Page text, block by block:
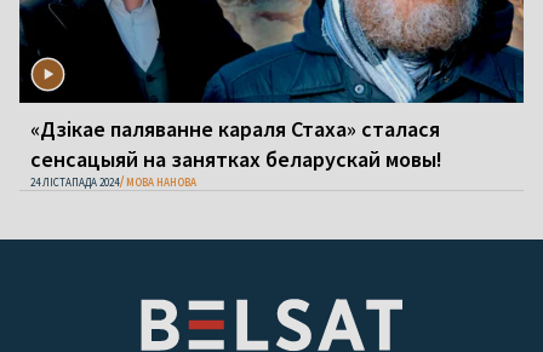
«Дзікае паляванне караля Стаха» сталася
сенсацыяй на занятках беларускай мовы!
24 ЛІСТАПАДА 2024 МОВА НАНОВА